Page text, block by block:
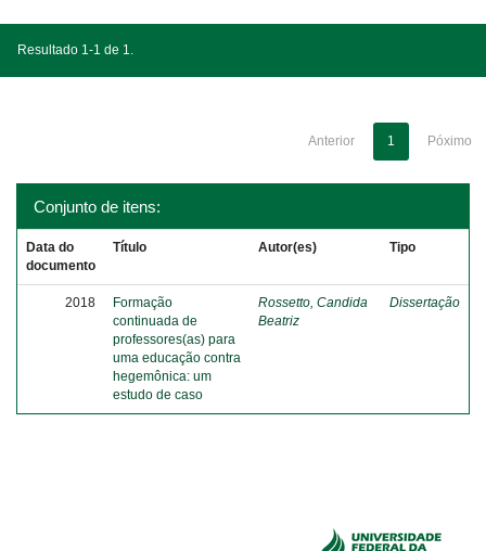
Resultado 1-1 de 1.
Anterior 1 Póximo
Conjunto de itens:
Data do
documento
Título Autor(es) Tipo
2018
Formação
continuada de
professores(as) para
uma educação contra
hegemônica: um
estudo de caso
Rossetto, Candida
Beatriz
Dissertação